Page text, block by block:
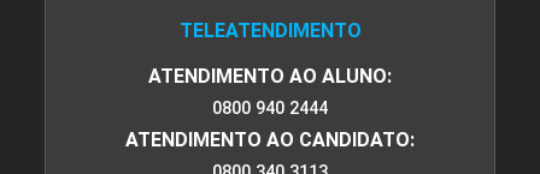
ESTRUTURAS DE FUNDAÇÕES
96
TELEATENDIMENTO
ATENDIMENTO AO ALUNO:
0800 940 2444
ATENDIMENTO AO CANDIDATO: